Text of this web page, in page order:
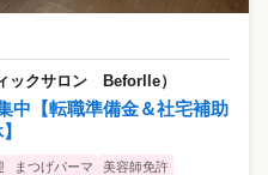
ックサロン Beforlle）
中【転職準備金＆社宅補助
まつげパーマ
美容師免許